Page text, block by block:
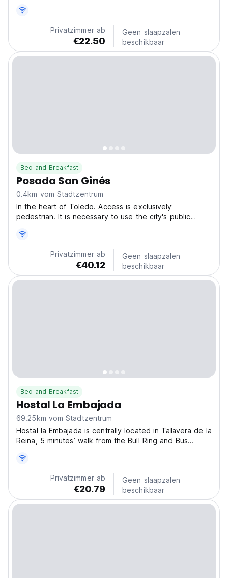
Privatzimmer ab
€22.50
Geen slaapzalen
beschikbaar
Bed and Breakfast
Posada San Ginés
0.4km vom Stadtzentrum
In the heart of Toledo. Access is exclusively
pedestrian. It is necessary to use the city's public
remotely from Hotel Boutique Posada Sillería, 300
meters away. Guests must register from their phone to
complete...Privatzimmer ab
€40.12
Geen slaapzalen
beschikbaar
Bed and Breakfast
Hostal La Embajada
69.25km vom Stadtzentrum
Hostal la Embajada is centrally located in Talavera de la
Reina, 5 minutes’ walk from the Bull Ring and Bus
Sierra de Gredos Nature Reserve is 90 km away.
Offers single, double, twin and triple rooms....
Privatzimmer ab
€20.79
Geen slaapzalen
beschikbaar